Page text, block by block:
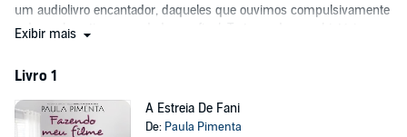
um audiolivro encantador, daqueles que ouvimos compulsivamente
e do qual sentimos saudades no final. Trata-se de uma história
consigo mesma e com o mundo; na convivência com as amigas, na
escola e nas festas ou nos momentos compartilhados com seu
melhor amigo.
Exibir mais
Livro 1
A Estreia De Fani
De: Paula Pimenta